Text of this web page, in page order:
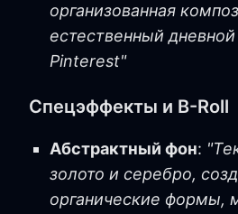
организованная
естественный дневной
Pinterest"
Спецэффекты и B-Roll
Абстрактный фон:
золото и серебро,
органические формы,